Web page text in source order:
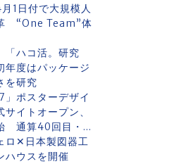
1日付で大規模人
“One Team”体
ハコ活。研究
度はパッケージ
を研究
」ポスターデザイ
サイトオープン、
通算40回目・...
ロ✕日本製図器工
ハウスを開催